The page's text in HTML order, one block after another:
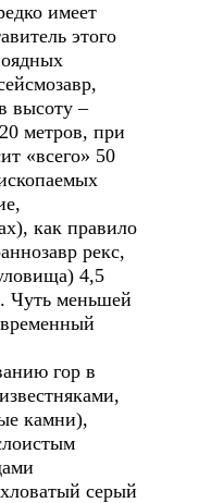
имеет
этого
высоту –
метров, при
«всего» 50
как правило
рекс,
4,5
Чуть меньшей
гор в
камни),
серый